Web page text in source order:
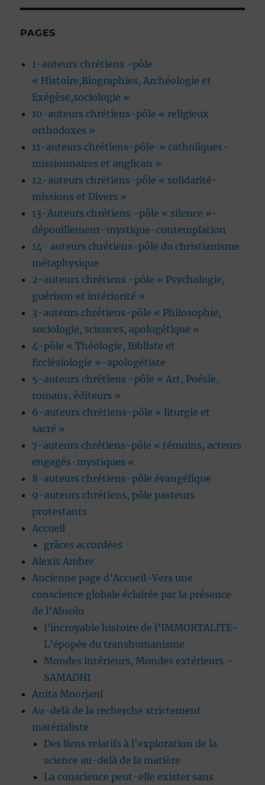
PAGES
1-auteurs chrétiens -pôle
« Histoire,Biographies, Archéologie et
Exégèse,sociologie »
10-auteurs chrétiens-pôle « religieux
orthodoxes »
11-auteurs chrétiens-pôle » catholiques-
missionnaires et anglican »
12-auteurs chrétiens-pôle « solidarité-
missions et Divers »
13-Auteurs chrétiens -pôle « silence »-
dépouillement-mystique-contemplation
14- auteurs chrétiens-pôle du christianisme
métaphysique
2-auteurs chrétiens -pôle « Psychologie,
guérison et intériorité »
3-auteurs chrétiens-pôle « Philosophie,
sociologie, sciences, apologétique «
4-pôle « Théologie, Bibliste et
Ecclésiologie »-apologétiste
5-auteurs chrétiens -pôle « Art, Poésie,
romans, éditeurs »
6-auteurs chrétiens-pôle « liturgie et
sacré »
7-auteurs chrétiens-pôle « témoins, acteurs
engagés-mystiques «
8-auteurs chrétiens-pôle évangélique
9-auteurs chrétiens, pôle pasteurs
protestants
Accueil
grâces accordées
Alexis Ambre
Ancienne page d’Accueil-Vers une
conscience globale éclairée par la présence
de l’Absolu
l’incroyable histoire de l’IMMORTALITE-
L’épopée du transhumanisme
Mondes intérieurs, Mondes extérieurs –
SAMADHI
Anita Moorjani
Au-delà de la recherche strictement
matérialiste
Des liens relatifs à l’exploration de la
science au-delà de la matière
La conscience peut-elle exister sans